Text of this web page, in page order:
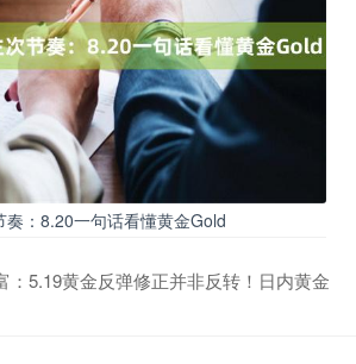
：8.20一句话看懂黄金Gold
：5.19黄金反弹修正并非反转！日内黄金